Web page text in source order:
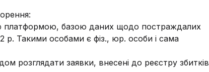
платформою, базою даних щодо постраждалих
р. Такими особами є фіз., юр. особи і сама
розглядати заявки, внесені до реєстру збитків